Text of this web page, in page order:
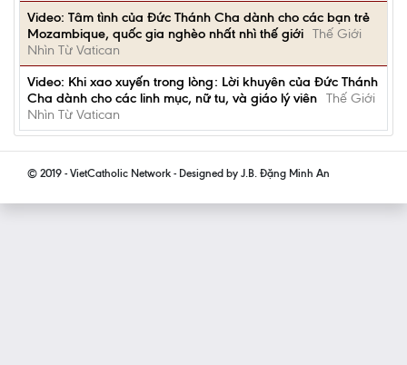
Video: Tâm tình của Đức Thánh Cha dành cho các bạn trẻ
Mozambique, quốc gia nghèo nhất nhì thế giới Thế Giới
Nhìn Từ Vatican
Video: Khi xao xuyến trong lòng: Lời khuyên của Đức Thánh
Cha dành cho các linh mục, nữ tu, và giáo lý viên Thế Giới
Nhìn Từ Vatican
© 2019 - VietCatholic Network - Designed by J.B. Đặng Minh An